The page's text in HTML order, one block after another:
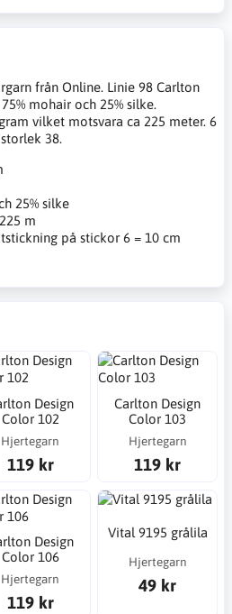
från Online. Linie 98 Carlton
mohair och 25% silke.
vilket motsvara ca 225 meter. 6
38.
25% silke
m
på stickor 6 = 10 cm
Design
Color 102
Hjertegarn
119 kr
Carlton Design
Color 103
Hjertegarn
119 kr
Design
Color 106
Hjertegarn
119 kr
Vital 9195 grålila
Hjertegarn
49 kr